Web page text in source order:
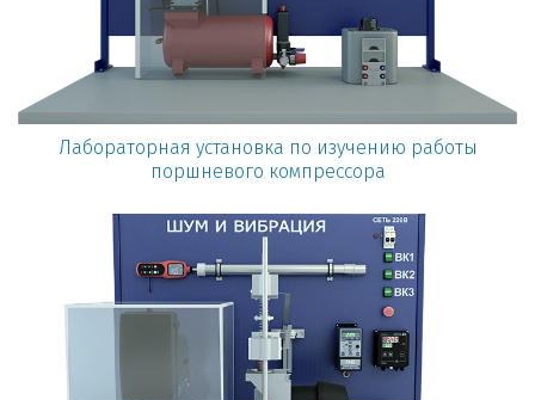
Лабораторная установка по изучению работы
поршневого компрессора